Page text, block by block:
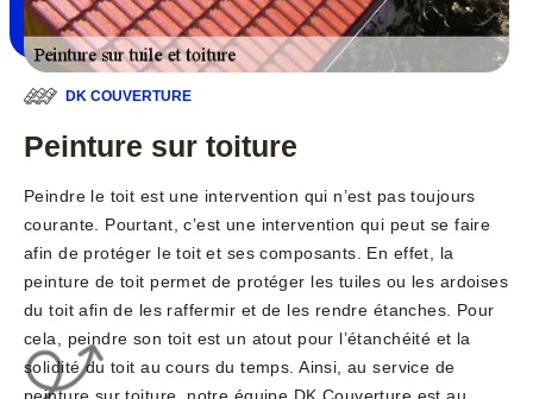
DK COUVERTURE
Peinture sur toiture
Peindre le toit est une intervention qui n’est pas toujours
courante. Pourtant, c’est une intervention qui peut se faire
afin de protéger le toit et ses composants. En effet, la
peinture de toit permet de protéger les tuiles ou les ardoises
du toit afin de les raffermir et de les rendre étanches. Pour
cela, peindre son toit est un atout pour l’étanchéité et la
solidité du toit au cours du temps. Ainsi, au service de